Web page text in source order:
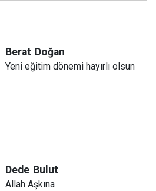
Berat Doğan
Yeni eğitim dönemi hayırlı olsun
Dede Bulut
Allah Aşkına